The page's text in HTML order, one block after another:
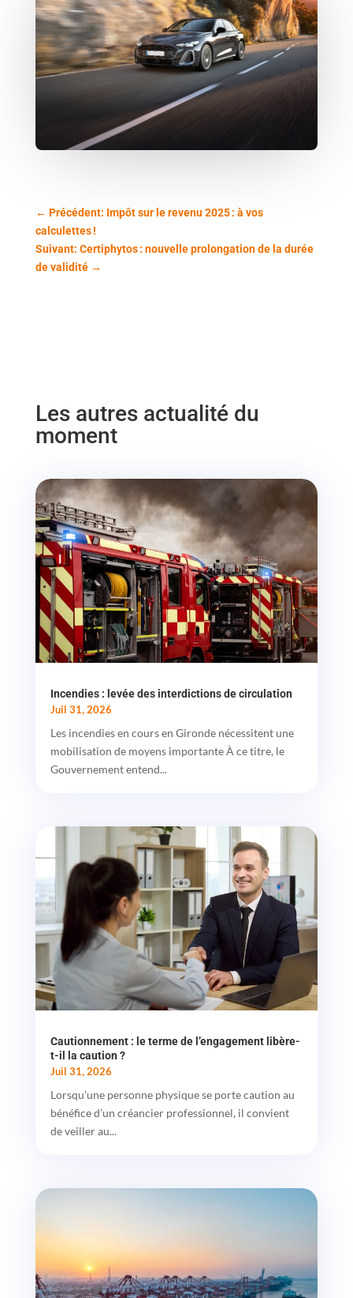
← Précédent: Impôt sur le revenu 2025 : à vos
calculettes !
Suivant: Certiphytos : nouvelle prolongation de la durée
de validité→
Les autres actualité du
moment
Incendies : levée des interdictions de circulation
Juil 31, 2026
Les incendies en cours en Gironde nécessitent une
mobilisation de moyens importante À ce titre, le
Gouvernement entend...
Cautionnement : le terme de l’engagement libère-
t-il la caution ?
Juil 31, 2026
Lorsqu’une personne physique se porte caution au
bénéfice d’un créancier professionnel, il convient
de veiller au...